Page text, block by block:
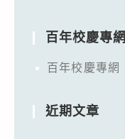
百年校慶專網
百年校慶專網
近期文章